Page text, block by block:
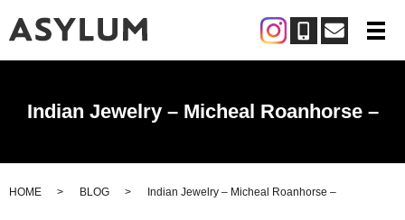
メ
Indian Jewelry – Micheal Roanhorse –
HOME BLOG Indian Jewelry – Micheal Roanhorse –